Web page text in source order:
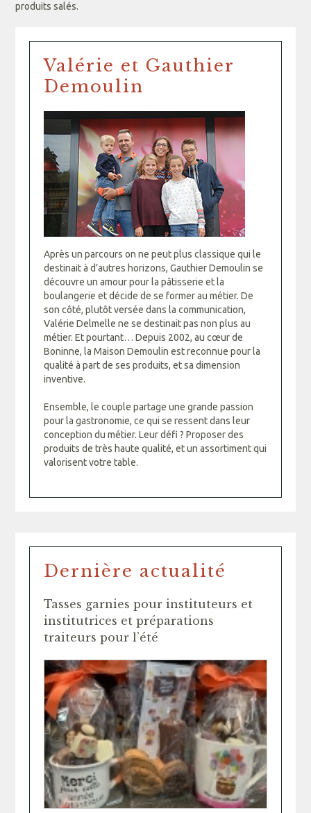
produits salés.
Valérie et Gauthier
Demoulin
Après un parcours on ne peut plus classique qui le
destinait à d’autres horizons, Gauthier Demoulin se
découvre un amour pour la pâtisserie et la
boulangerie et décide de se former au métier. De
son côté, plutôt versée dans la communication,
Valérie Delmelle ne se destinait pas non plus au
métier. Et pourtant… Depuis 2002, au cœur de
Boninne, la Maison Demoulin est reconnue pour la
qualité à part de ses produits, et sa dimension
inventive.
Ensemble, le couple partage une grande passion
pour la gastronomie, ce qui se ressent dans leur
conception du métier. Leur défi ? Proposer des
produits de très haute qualité, et un assortiment qui
valorisent votre table.
Dernière actualité
Tasses garnies pour instituteurs et
institutrices et préparations
traiteurs pour l’été